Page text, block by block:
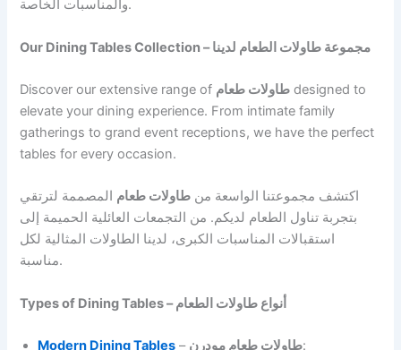
والمناسبات الخاصة.
Our Dining Tables Collection – مجموعة طاولات الطعام لدينا
Discover our extensive range of طاولات طعام designed to
elevate your dining experience. From intimate family
gatherings to grand event receptions, we have the perfect
tables for every occasion.
اكتشف مجموعتنا الواسعة من طاولات طعام المصممة لترتقي
بتجربة تناول الطعام لديكم. من التجمعات العائلية الحميمة إلى
استقبالات المناسبات الكبرى، لدينا الطاولات المثالية لكل
مناسبة.
Types of Dining Tables – أنواع طاولات الطعام
Modern Dining Tables – طاولات طعام مودرن: